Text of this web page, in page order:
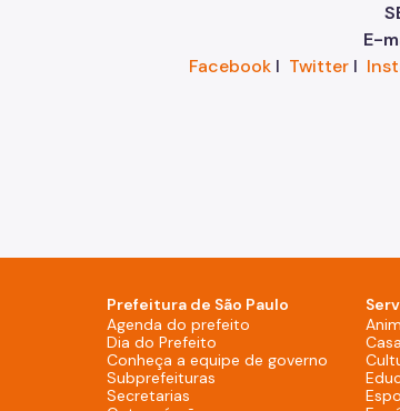
E-
FacebookI TwitterI
Prefeitura de São Paulo
Agenda do prefeito Agenda do prefeito
Dia do Prefeito Dia do Prefeito
Conheça a equipe de governo
Subprefeituras Subprefeituras (Rodapé
Secretarias Secretarias (Rodapé -